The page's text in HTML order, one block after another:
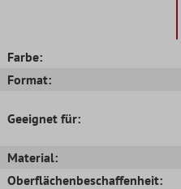
Farbe:
Format:
Geeignet für:
Material:
Oberflächenbeschaffenheit: